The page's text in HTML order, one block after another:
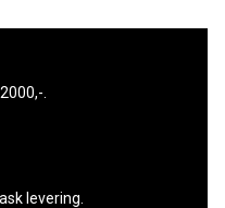
.
levering.